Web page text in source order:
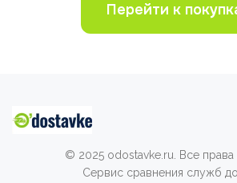
Перейти к
© 2025 odostavke.ru. Все права
Сервис сравнения служб